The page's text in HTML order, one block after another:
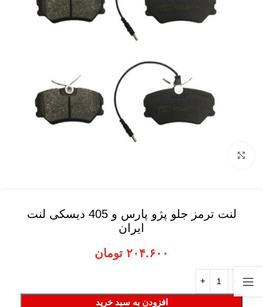
لنت ترمز جلو پژو پارس و 405 دیسکی لنت
ایران
۲۰۴.۶۰۰ تومان
افزودن به سبد خرید